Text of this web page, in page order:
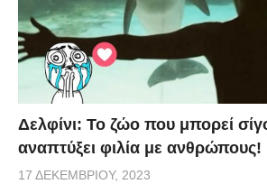
Δελφίνι: Το ζώο που μπορεί
αναπτύξει φιλία με ανθρώπους!
17 ΔΕΚΕΜΒΡΊΟΥ, 2023